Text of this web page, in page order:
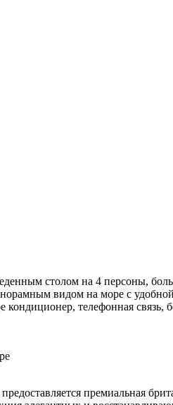
столом на 4 персоны,
видом на море с
телефонная связь,
премиальная